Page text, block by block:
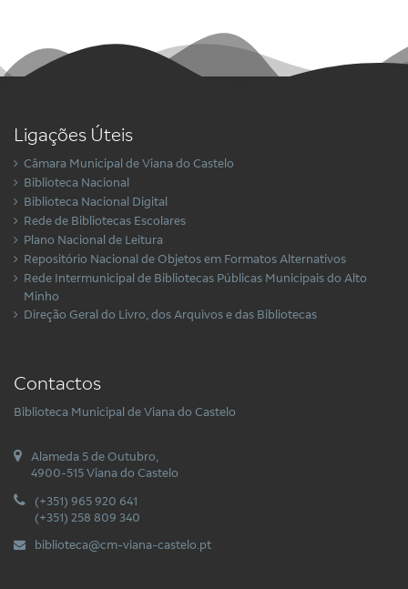
Ligações Úteis
Câmara Municipal de Viana do Castelo
Biblioteca Nacional
Biblioteca Nacional Digital
Rede de Bibliotecas Escolares
Plano Nacional de Leitura
Repositório Nacional de Objetos em Formatos Alternativos
Rede Intermunicipal de Bibliotecas Públicas Municipais do Alto
Minho
Direção Geral do Livro, dos Arquivos e das Bibliotecas
Contactos
Biblioteca Municipal de Viana do Castelo
Alameda 5 de Outubro,
4900-515 Viana do Castelo
(+351) 965 920 641
(+351) 258 809 340
biblioteca@cm-viana-castelo.pt